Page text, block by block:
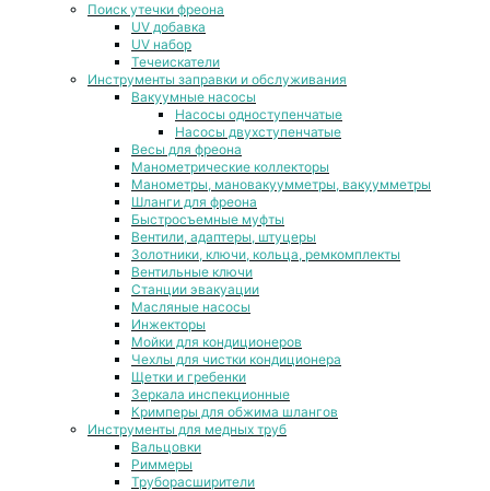
Поиск утечки фреона
UV добавка
UV набор
Течеискатели
Инструменты заправки и обслуживания
Вакуумные насосы
Насосы одноступенчатые
Насосы двухступенчатые
Весы для фреона
Манометрические коллекторы
Манометры, мановакуумметры, вакуумметры
Шланги для фреона
Быстросъемные муфты
Вентили, адаптеры, штуцеры
Золотники, ключи, кольца, ремкомплекты
Вентильные ключи
Станции эвакуации
Масляные насосы
Инжекторы
Мойки для кондиционеров
Чехлы для чистки кондиционера
Щетки и гребенки
Зеркала инспекционные
Кримперы для обжима шлангов
Инструменты для медных труб
Вальцовки
Риммеры
Труборасширители